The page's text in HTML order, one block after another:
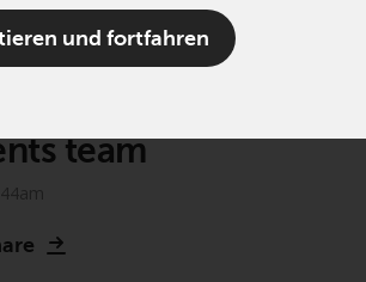
„Redwheel“ kann ein
Unternehmen der
LLP, die jeweils von
LLP, von den
und fortfahren
first
with the
team